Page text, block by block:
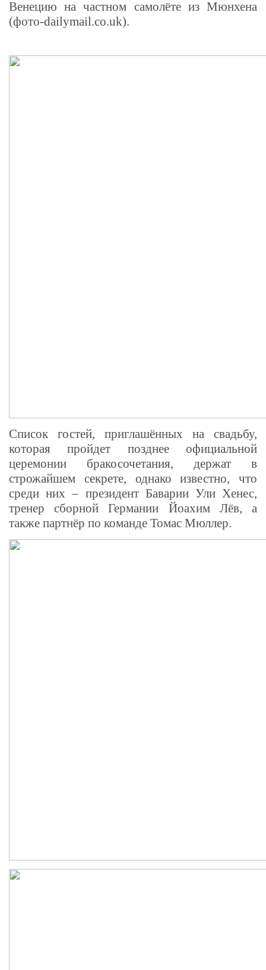
Венецию на частном самолёте из Мюнхена
(фото-dailymail.co.uk).
Список гостей, приглашённых на свадьбу,
которая пройдет позднее официальной
церемонии бракосочетания, держат в
строжайшем секрете, однако известно, что
среди них – президент Баварии Ули Хенес,
тренер сборной Германии Йоахим Лёв, а
также партнёр по команде Томас Мюллер.